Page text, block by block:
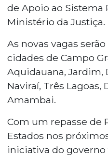
de Apoio ao Sistema
Ministério da Justiça.
As novas vagas
cidades de Campo
Aquidauana, Jardim,
Naviraí, Três Lagoas,
Amambai.
Com um repasse de
Estados nos
iniciativa do governo